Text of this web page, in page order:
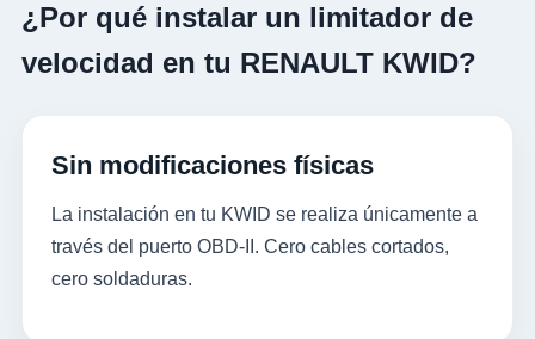
¿Por qué instalar un limitador de
velocidad en tu RENAULT KWID?
Sin modificaciones físicas
La instalación en tu KWID se realiza únicamente a
través del puerto OBD-II. Cero cables cortados,
cero soldaduras.